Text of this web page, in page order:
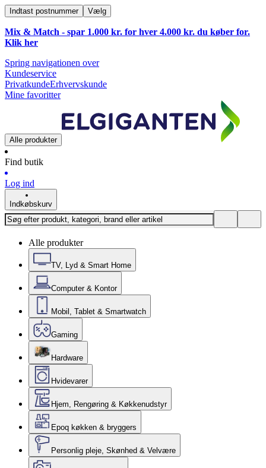
Indtast postnummer Vælg
Mix & Match - spar 1.000 kr. for hver 4.000 kr. du køber for.
Klik her
Spring navigationen over
Kundeservice
PrivatkundeErhvervskunde
Mine favoritter
Alle produkter
Find butik
Log ind
Indkøbskurv
Alle produkter
TV, Lyd & Smart Home
Computer & Kontor
Mobil, Tablet & Smartwatch
Gaming
Hardware
Hvidevarer
Hjem, Rengøring & Køkkenudstyr
Epoq køkken & bryggers
Personlig pleje, Skønhed & Velvære